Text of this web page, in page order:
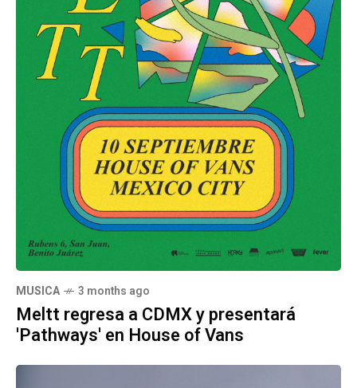
MUSICA 3 months ago
Meltt regresa a CDMX y presentará
'Pathways' en House of Vans